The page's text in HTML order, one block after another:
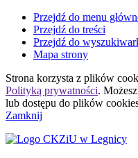
Przejdź do menu
Przejdź do treści
Przejdź do
Mapa strony
Strona korzysta z plików
Polityką prywatności.
lub dostępu do plików
Zamknij